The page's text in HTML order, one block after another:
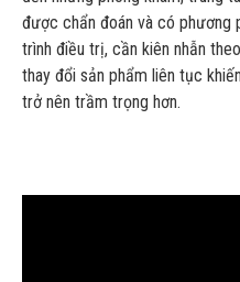
được chẩn đoán và có phương
trình điều trị, cần kiên nhẫn
thay đổi sản phẩm liên tục
trở nên trầm trọng hơn.